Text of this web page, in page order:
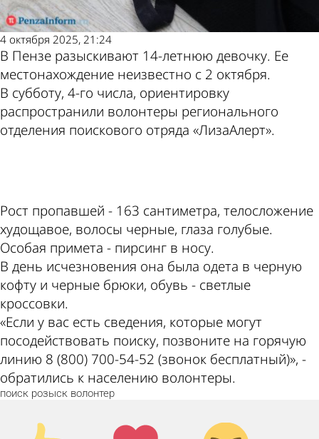
4 октября 2025, 21:24
В Пензе разыскивают 14-летнюю девочку. Ее
местонахождение неизвестно с 2 октября.
В субботу, 4-го числа, ориентировку
распространили волонтеры регионального
отделения поискового отряда «ЛизаАлерт».
Рост пропавшей - 163 сантиметра, телосложение
худощавое, волосы черные, глаза голубые.
Особая примета - пирсинг в носу.
В день исчезновения она была одета в черную
кофту и черные брюки, обувь - светлые
кроссовки.
«Если у вас есть сведения, которые могут
посодействовать поиску, позвоните на горячую
линию 8 (800) 700-54-52 (звонок бесплатный)», -
обратились к населению волонтеры.
поиск розыск волонтер
Палец
Лайк!
Дикий